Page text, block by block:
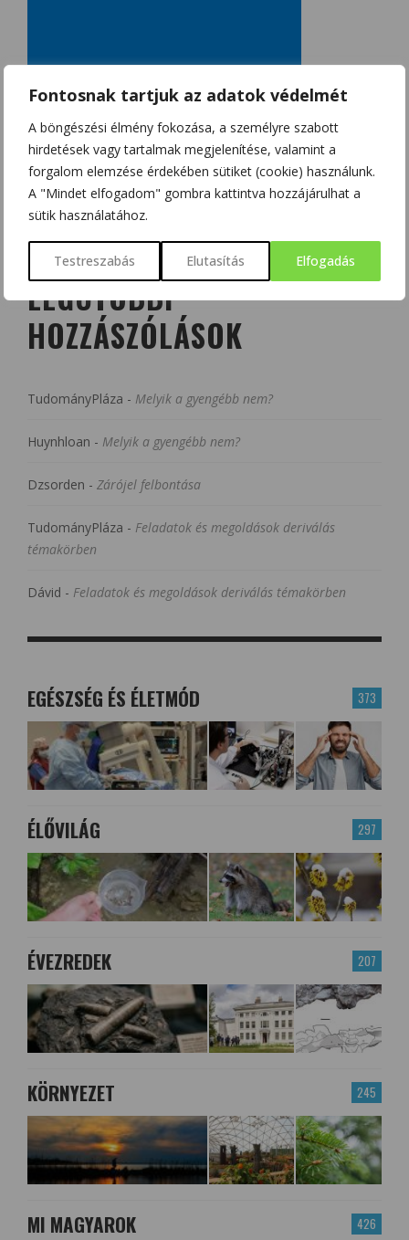
Fontosnak tartjuk az adatok védelmét
A böngészési élmény fokozása, a személyre szabott
hirdetések vagy tartalmak megjelenítése, valamint a
forgalom elemzése érdekében sütiket (cookie) használunk.
A "Mindet elfogadom" gombra kattintva hozzájárulhat a
sütik használatához.
Testreszabás Elutasítás Elfogadás
LEGUTÓBBI
HOZZÁSZÓLÁSOK
TudományPláza - Melyik a gyengébb nem?
Huynhloan - Melyik a gyengébb nem?
Dzsorden - Zárójel felbontása
TudományPláza - Feladatok és megoldások deriválás
témakörben
Dávid - Feladatok és megoldások deriválás témakörben
373
EGÉSZSÉG ÉS ÉLETMÓD
297
ÉLŐVILÁG
207
ÉVEZREDEK
245
KÖRNYEZET
426
MI MAGYAROK